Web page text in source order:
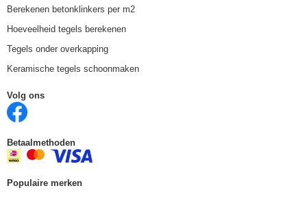
Berekenen betonklinkers per m2
Hoeveelheid tegels berekenen
Tegels onder overkapping
Keramische tegels schoonmaken
Volg ons
Betaalmethoden
Populaire merken